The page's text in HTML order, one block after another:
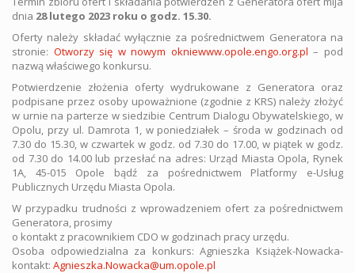
dnia 28 lutego 2023 roku o godz. 15.30.
Oferty należy składać wyłącznie za pośrednictwem Generatora na
stronie: Otworzy się w nowym okniewww.opole.engo.org.pl – pod
nazwą właściwego konkursu.
Potwierdzenie złożenia oferty wydrukowane z Generatora oraz
podpisane przez osoby upoważnione (zgodnie z KRS) należy złożyć
w urnie na parterze w siedzibie Centrum Dialogu Obywatelskiego, w
Opolu, przy ul. Damrota 1, w poniedziałek – środa w godzinach od
7.30 do 15.30, w czwartek w godz. od 7.30 do 17.00, w piątek w godz.
od 7.30 do 14.00 lub przesłać na adres: Urząd Miasta Opola, Rynek
1A, 45-015 Opole bądź za pośrednictwem Platformy e-Usług
Publicznych Urzędu Miasta Opola.
W przypadku trudności z wprowadzeniem ofert za pośrednictwem
Generatora, prosimy
o kontakt z pracownikiem CDO w godzinach pracy urzędu.
Osoba odpowiedzialna za konkurs: Agnieszka Książek-Nowacka-
kontakt: Agnieszka.Nowacka@um.opole.pl